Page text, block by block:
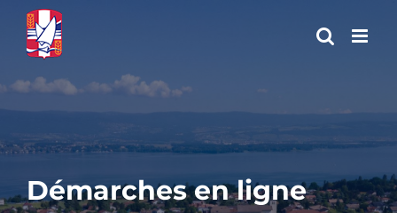
Passer
contenu
Démarches en ligne